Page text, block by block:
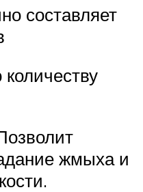
составляет
жмыха и